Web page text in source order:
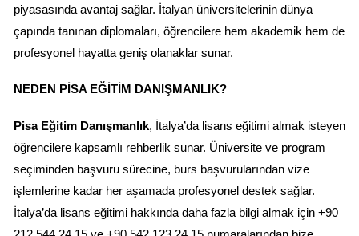
piyasasında avantaj sağlar. İtalyan üniversitelerinin dünya
çapında tanınan diplomaları, öğrencilere hem akademik hem de
profesyonel hayatta geniş olanaklar sunar.
NEDEN PISA EĞITIM DANIŞMANLIK?
Pisa Eğitim Danışmanlık, İtalya’da lisans eğitimi almak isteyen
öğrencilere kapsamlı rehberlik sunar. Üniversite ve program
seçiminden başvuru sürecine, burs başvurularından vize
işlemlerine kadar her aşamada profesyonel destek sağlar.
İtalya’da lisans eğitimi hakkında daha fazla bilgi almak için +90